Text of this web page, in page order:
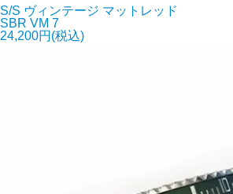
S/S ヴィンテージ マットレッド
SBR VM 7
24,200円(税込)